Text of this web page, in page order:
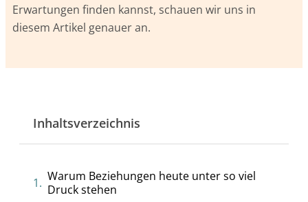
Erwartungen finden kannst, schauen wir uns in
diesem Artikel genauer an.
Inhaltsverzeichnis
Warum Beziehungen heute unter so viel
Druck stehen